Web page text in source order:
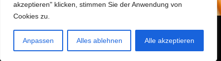
akzeptieren" klicken, stimmen Sie der Anwendung von
Cookies zu.
Anpassen Alles ablehnen Alle akzeptieren
Hinweisgeberformular